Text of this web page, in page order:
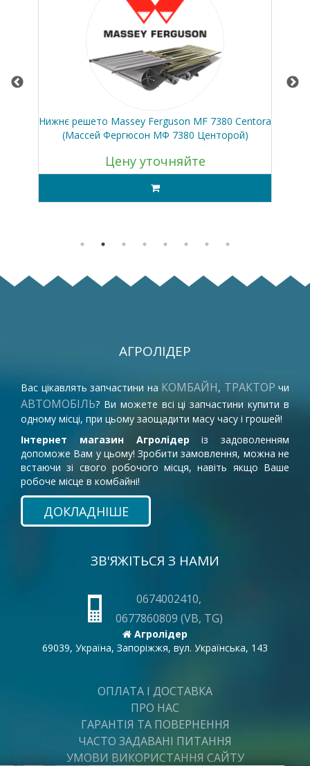
Нижнє решето Massey Ferguson MF 7380 Centora
(Массей Фергюсон МФ 7380 Центорой)
Цену уточняйте
АГРОЛІДЕР
Вас цікавлять запчастини на КОМБАЙН, ТРАКТОР чи
АВТОМОБІЛЬ? Ви можете всі ці запчастини купити в
одному місці, при цьому заощадити масу часу і грошей!
Інтернет магазин Агролідер із задоволенням
допоможе Вам у цьому! Зробити замовлення, можна не
встаючи зі свого робочого місця, навіть якщо Ваше
робоче місце в комбайні!
ДОКЛАДНІШЕ
ЗВ'ЯЖІТЬСЯ З НАМИ
0674002410,
0677860809 (VB, TG)
Агролідер
69039, Україна, Запоріжжя, вул. Українська, 143
ОПЛАТА І ДОСТАВКА
ПРО НАС
ГАРАНТІЯ ТА ПОВЕРНЕННЯ
ЧАСТО ЗАДАВАНІ ПИТАННЯ
УМОВИ ВИКОРИСТАННЯ САЙТУ